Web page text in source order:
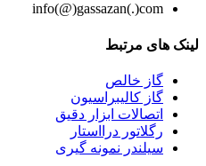
info(@)gassazan(.)com
لینک های مرتبط
گاز خالص
گاز کالیبراسیون
اتصالات ابزار دقیق
رگلاتور درااستار
سیلندر نمونه گیری